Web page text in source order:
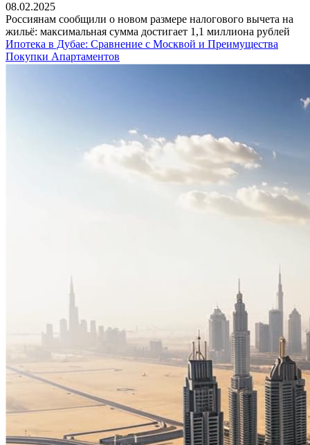
08.02.2025
Россиянам сообщили о новом размере налогового вычета на
жильё: максимальная сумма достигает 1,1 миллиона рублей
Ипотека в Дубае: Сравнение с Москвой и Преимущества
Покупки Апартаментов